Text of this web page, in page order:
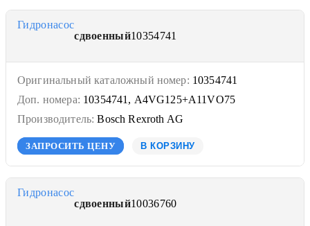
Гидронасос
сдвоенный10354741
Оригинальный каталожный номер: 10354741
Доп. номера: 10354741, A4VG125+A11VO75
Производитель: Bosch Rexroth AG
ЗАПРОСИТЬ ЦЕНУ В КОРЗИНУ
Гидронасос
сдвоенный10036760